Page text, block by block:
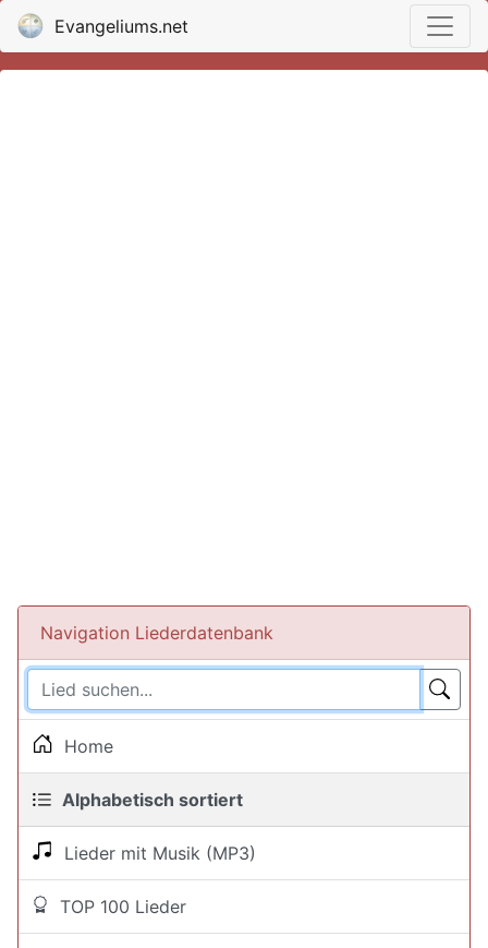
Evangeliums.net
Navigation Liederdatenbank
Home
Alphabetisch sortiert
Lieder mit Musik (MP3)
TOP 100 Lieder